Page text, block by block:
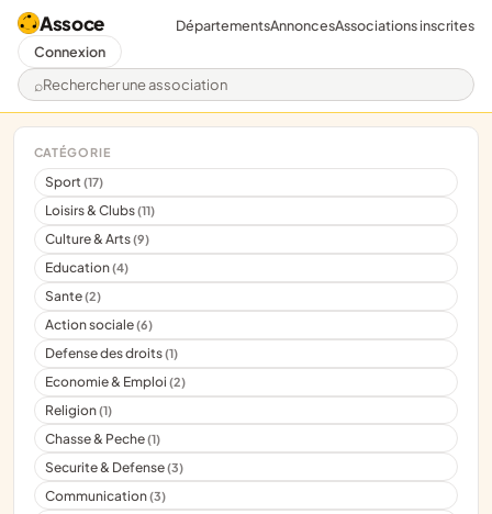
Assoce
Rechercher une association
DépartementsAnnoncesAssociations inscrites
Connexion
CATÉGORIE
Sport(17)
Loisirs & Clubs(11)
Culture & Arts(9)
Education(4)
Sante(2)
Action sociale(6)
Defense des droits(1)
Economie & Emploi(2)
Religion(1)
Chasse & Peche(1)
Securite & Defense(3)
Communication(3)